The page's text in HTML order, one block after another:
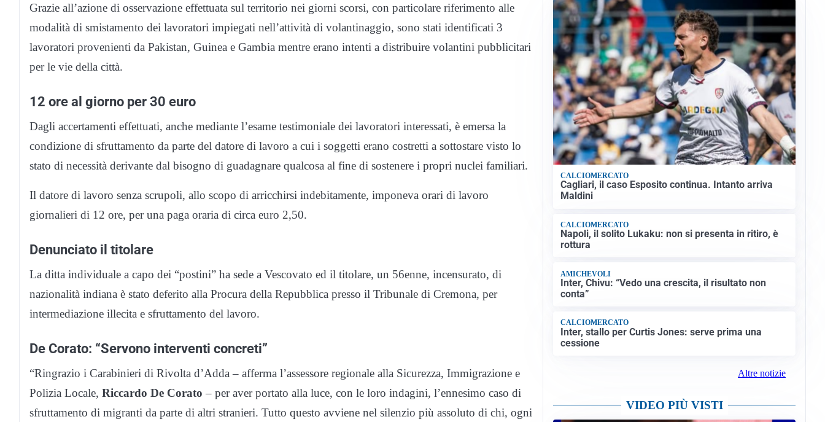
Grazie all’azione di osservazione effettuata sul territorio nei giorni scorsi, con particolare riferimento alle
modalità di smistamento dei lavoratori impiegati nell’attività di volantinaggio, sono stati identificati 3
lavoratori provenienti da Pakistan, Guinea e Gambia mentre erano intenti a distribuire volantini pubblicitari
per le vie della città.
12 ore al giorno per 30 euro
Dagli accertamenti effettuati, anche mediante l’esame testimoniale dei lavoratori interessati, è emersa la
condizione di sfruttamento da parte del datore di lavoro a cui i soggetti erano costretti a sottostare visto lo
stato di necessità derivante dal bisogno di guadagnare qualcosa al fine di sostenere i propri nuclei familiari.
Il datore di lavoro senza scrupoli, allo scopo di arricchirsi indebitamente, imponeva orari di lavoro
giornalieri di 12 ore, per una paga oraria di circa euro 2,50.
Denunciato il titolare
La ditta individuale a capo dei “postini” ha sede a Vescovato ed il titolare, un 56enne, incensurato, di
nazionalità indiana è stato deferito alla Procura della Repubblica presso il Tribunale di Cremona, per
intermediazione illecita e sfruttamento del lavoro.
De Corato: “Servono interventi concreti”
“Ringrazio i Carabinieri di Rivolta d’Adda – afferma l’assessore regionale alla Sicurezza, Immigrazione e
Polizia Locale, Riccardo De Corato – per aver portato alla luce, con le loro indagini, l’ennesimo caso di
sfruttamento di migranti da parte di altri stranieri. Tutto questo avviene nel silenzio più assoluto di chi, ogni
CALCIOMERCATO
Cagliari, il caso Esposito continua. Intanto arriva
Maldini
CALCIOMERCATO
Napoli, il solito Lukaku: non si presenta in ritiro, è
rottura
AMICHEVOLI
Inter, Chivu: “Vedo una crescita, il risultato non
conta”
CALCIOMERCATO
Inter, stallo per Curtis Jones: serve prima una
cessione
Altre notizie
VIDEO PIÙ VISTI